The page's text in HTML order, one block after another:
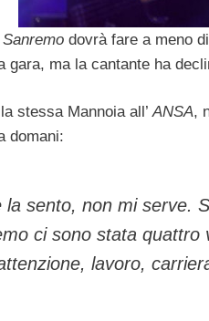
dovrà fare a meno di
gara, ma la cantante ha
stessa Mannoia all’ANSA,
domani:
la sento, non mi serve.
ci sono stata quattro
lavoro,